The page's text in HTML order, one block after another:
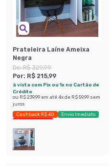
Prateleira Laíne Ameixa
Negra
De:R$ 329,99
Por: R$ 215,99
à vista com Pix ou 1x no Cartão de
Crédito
ou R$ 239,99 em até4x de R$ 59,99 sem
juros
Cashback R$ 40
Envio Imediato
Últimas peças